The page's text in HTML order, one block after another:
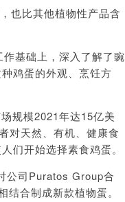
也比其他植物性产品含
基础上，深入了解了豌
鸡蛋的外观、烹饪方
规模2021年达15亿美
对天然、有机、健康食
们开始选择素食鸡蛋。
公司Puratos Group合
合制成新款植物蛋。